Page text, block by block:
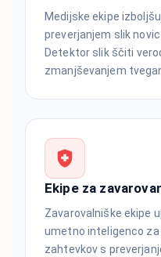
Medijske ekipe
preverjanjem slik novic
Detektor slik ščiti
zmanjševanjem
Ekipe za
Zavarovalniške ekipe
umetno inteligenco
zahtevkov s